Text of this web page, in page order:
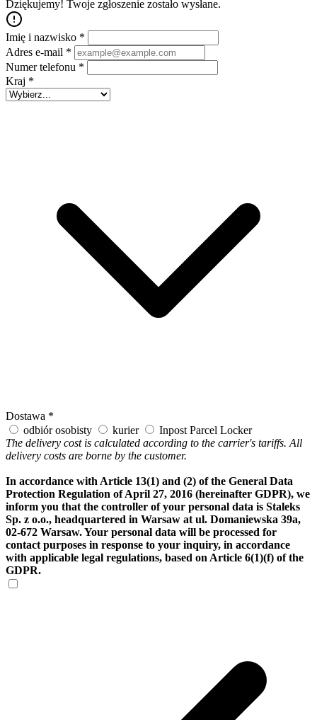
Dziękujemy! Twoje zgłoszenie zostało wysłane.
Imię i nazwisko *
Adres e-mail *
Numer telefonu *
Kraj *
Dostawa *
odbiór osobisty
kurier
Inpost Parcel Locker
The delivery cost is calculated according to the carrier's tariffs. All
delivery costs are borne by the customer.
In accordance with Article 13(1) and (2) of the General Data
Protection Regulation of April 27, 2016 (hereinafter GDPR), we
inform you that the controller of your personal data is Staleks
Sp. z o.o., headquartered in Warsaw at ul. Domaniewska 39a,
02-672 Warsaw. Your personal data will be processed for
contact purposes in response to your inquiry, in accordance
with applicable legal regulations, based on Article 6(1)(f) of the
GDPR.